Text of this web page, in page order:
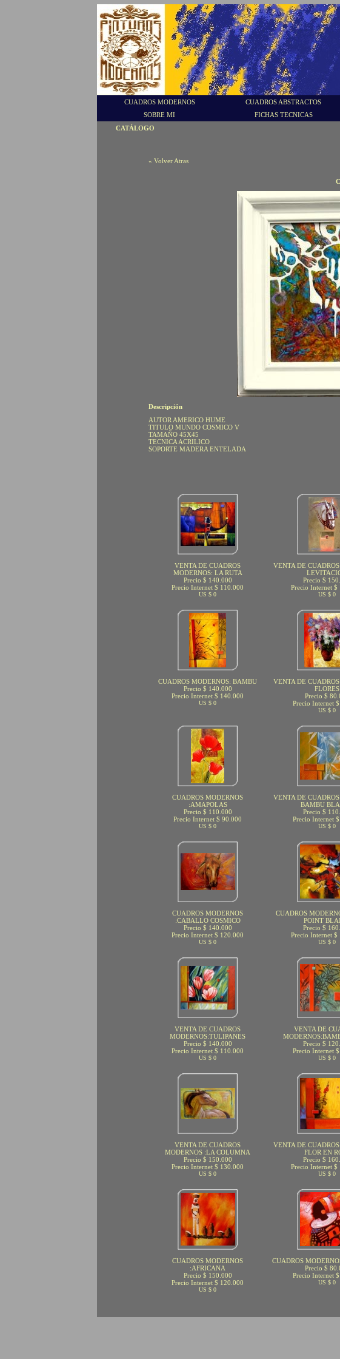
CUADROS MODERNOS CUADROS ABSTRACTOS
SOBRE MI
FICHAS TECNICAS
CATÁLOGO
« Volver Atras
Descripción
AUTOR AMERICO HUME
TITULO MUNDO COSMICO V
TAMAÑO 45X45
TECNICA ACRILICO
SOPORTE MADERA ENTELADA
VENTA DE CUADROS
MODERNOS: LA RUTA
Precio $ 140.000
Precio Internet $ 110.000
US $ 0
VENTA DE
Precio $
Precio Internet $
US $ 0
CUADROS MODERNOS: BAMBU
Precio $ 140.000
Precio Internet $ 140.000
US $ 0
VENTA DE
FLORES
Precio $
Precio Internet
US $ 0
CUADROS MODERNOS
:AMAPOLAS
Precio $ 110.000
Precio Internet $ 90.000
US $ 0
VENTA DE
BAMBU
Precio $
Precio Internet
US $ 0
CUADROS MODERNOS
:CABALLO COSMICO
Precio $ 140.000
Precio Internet $ 120.000
US $ 0
CUADROS
POINT
Precio $
Precio Internet $
US $ 0
VENTA DE CUADROS
MODERNOS:TULIPANES
Precio $ 140.000
Precio Internet $ 110.000
US $ 0
VENTA DE
Precio $
Precio Internet
US $ 0
VENTA DE CUADROS
MODERNOS :LA COLUMNA
Precio $ 150.000
Precio Internet $ 130.000
US $ 0
VENTA DE
FLOR EN
Precio $
Precio Internet $
US $ 0
CUADROS MODERNOS
:AFRICANA
Precio $ 150.000
Precio Internet $ 120.000
US $ 0
CUADROS
Precio $
Precio Internet
US $ 0